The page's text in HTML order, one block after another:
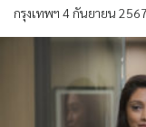
กรุงเทพฯ 4 กันยายน